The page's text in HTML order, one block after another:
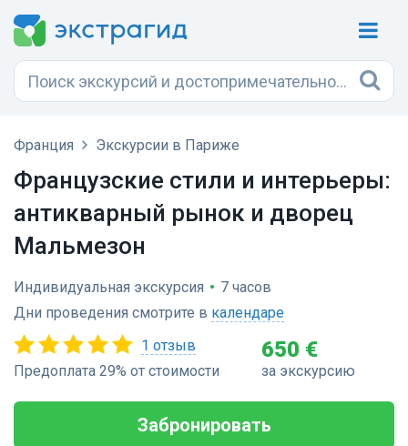
Франция Экскурсии в Париже
Французские стили и интерьеры:
антикварный рынок и дворец
Мальмезон
Индивидуальная экскурсия • 7 часов
Дни проведения смотрите в календаре
1 отзыв
Предоплата 29% от стоимости
650 €
за экскурсию
Забронировать